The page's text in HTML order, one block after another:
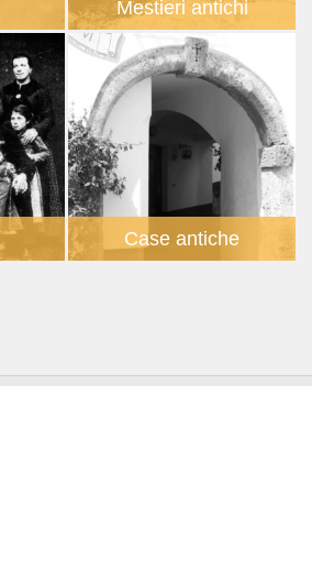
Mestieri antichi
Case antiche